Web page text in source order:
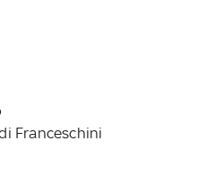
Franceschini